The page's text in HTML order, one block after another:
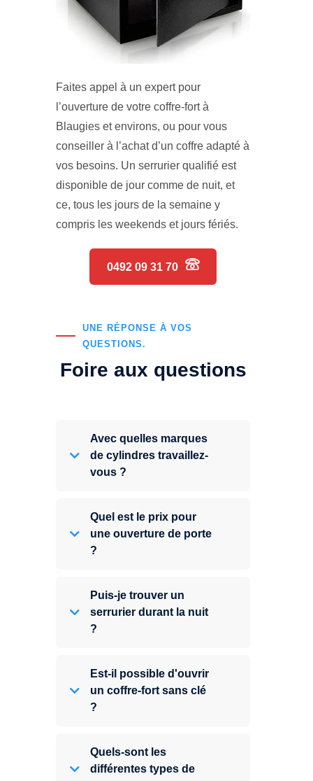
Faites appel à un expert pour
l’ouverture de votre coffre-fort à
Blaugies et environs, ou pour vous
conseiller à l’achat d’un coffre adapté à
vos besoins. Un serrurier qualifié est
disponible de jour comme de nuit, et
ce, tous les jours de la semaine y
compris les weekends et jours fériés.
0492 09 31 70
UNE RÉPONSE À VOS
QUESTIONS.
Foire aux questions
Avec quelles marques
de cylindres travaillez-
vous ?
Quel est le prix pour
une ouverture de porte
?
Puis-je trouver un
serrurier durant la nuit
?
Est-il possible d'ouvrir
un coffre-fort sans clé
?
Quels-sont les
différentes types de